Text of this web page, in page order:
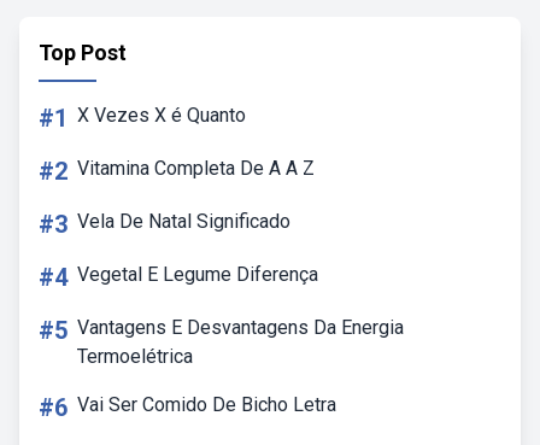
Top Post
#1 X Vezes X é Quanto
#2 Vitamina Completa De A A Z
#3 Vela De Natal Significado
#4 Vegetal E Legume Diferença
#5 Vantagens E Desvantagens Da Energia
Termoelétrica
#6 Vai Ser Comido De Bicho Letra